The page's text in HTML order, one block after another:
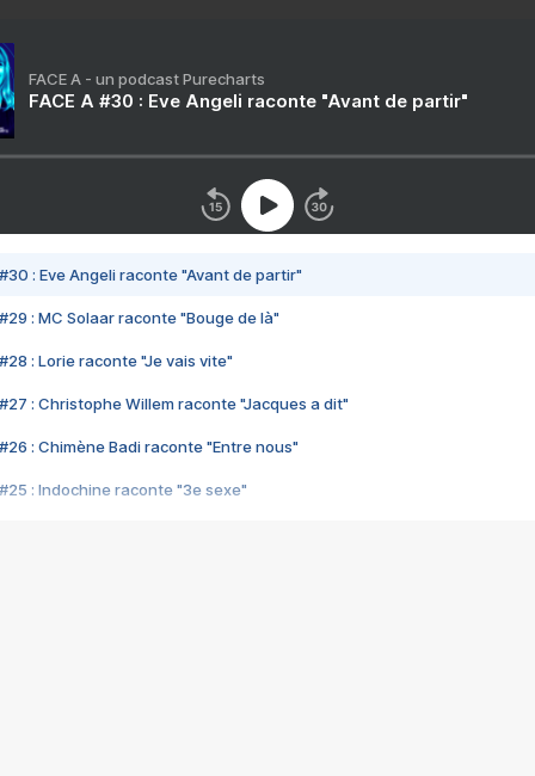
FACE A - un podcast Purecharts
FACE A #30 : Eve Angeli raconte "Avant de partir"
#30 : Eve Angeli raconte "Avant de partir"
#29 : MC Solaar raconte "Bouge de là"
#28 : Lorie raconte "Je vais vite"
#27 : Christophe Willem raconte "Jacques a dit"
#26 : Chimène Badi raconte "Entre nous"
#25 : Indochine raconte "3e sexe"